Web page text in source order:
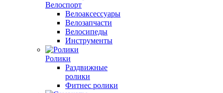
Велоспорт
Велоаксессуары
Велозапчасти
Велосипеды
Инструменты
Ролики
Раздвижные
ролики
Фитнес ролики